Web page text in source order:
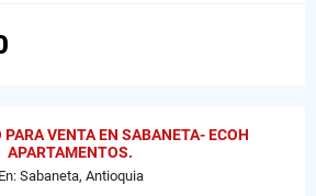
VENTA EN SABANETA- ECOH
APARTAMENTOS.
En: Sabaneta, Antioquia